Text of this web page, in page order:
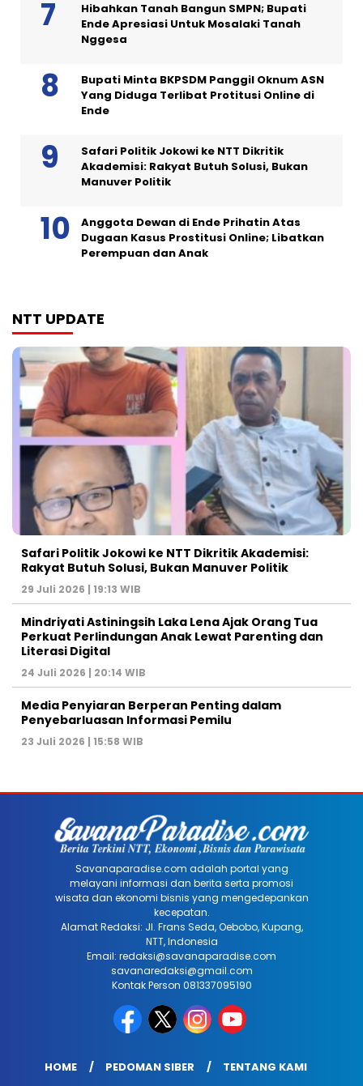
Hibahkan Tanah Bangun SMPN; Bupati
Ende Apresiasi Untuk Mosalaki Tanah
Nggesa
Bupati Minta BKPSDM Panggil Oknum ASN
Yang Diduga Terlibat Protitusi Online di
Ende
Safari Politik Jokowi ke NTT Dikritik
Akademisi: Rakyat Butuh Solusi, Bukan
Manuver Politik
Anggota Dewan di Ende Prihatin Atas
Dugaan Kasus Prostitusi Online; Libatkan
Perempuan dan Anak
NTT UPDATE
Safari Politik Jokowi ke NTT Dikritik Akademisi:
Rakyat Butuh Solusi, Bukan Manuver Politik
29 Juli 2026 | 19:13 WIB
Mindriyati Astiningsih Laka Lena Ajak Orang Tua
Perkuat Perlindungan Anak Lewat Parenting dan
Literasi Digital
24 Juli 2026 | 20:14 WIB
Media Penyiaran Berperan Penting dalam
Penyebarluasan Informasi Pemilu
23 Juli 2026 | 15:58 WIB
Savanaparadise.com adalah portal yang
melayani informasi dan berita serta promosi
wisata dan ekonomi bisnis yang mengedepankan
kecepatan.
Alamat Redaksi: Jl. Frans Seda, Oebobo, Kupang,
NTT, Indonesia
Email: redaksi@savanaparadise.com
savanaredaksi@gmail.com
Kontak Person 081337095190
HOME PEDOMAN SIBER TENTANG KAMI